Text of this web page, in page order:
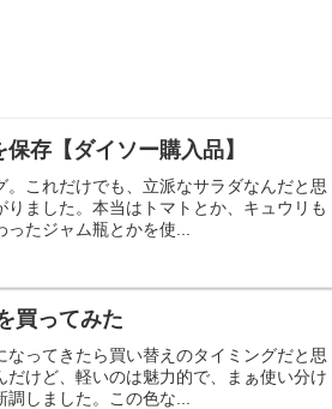
存【ダイソー購入品】
これだけでも、立派なサラダなんだと思
ました。本当はトマトとか、キュウリも
ったジャム瓶とかを使...
買ってみた
ってきたら買い替えのタイミングだと思
けど、軽いのは魅力的で、まぁ使い分け
しました。この色な...